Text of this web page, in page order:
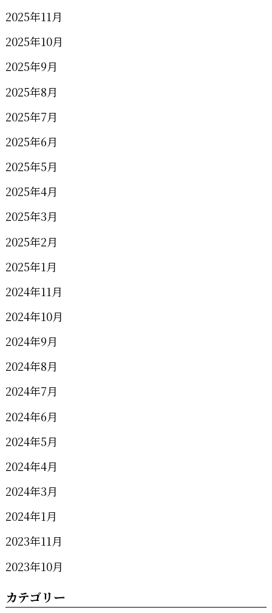
2025年11月
2025年10月
2025年9月
2025年8月
2025年7月
2025年6月
2025年5月
2025年4月
2025年3月
2025年2月
2025年1月
2024年11月
2024年10月
2024年9月
2024年8月
2024年7月
2024年6月
2024年5月
2024年4月
2024年3月
2024年1月
2023年11月
2023年10月
カテゴリー